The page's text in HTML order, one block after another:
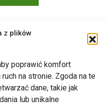
z plików
poprawić komfort
na stronie. Zgoda na te
dane, takie jak
lub unikalne
w Poznaniu